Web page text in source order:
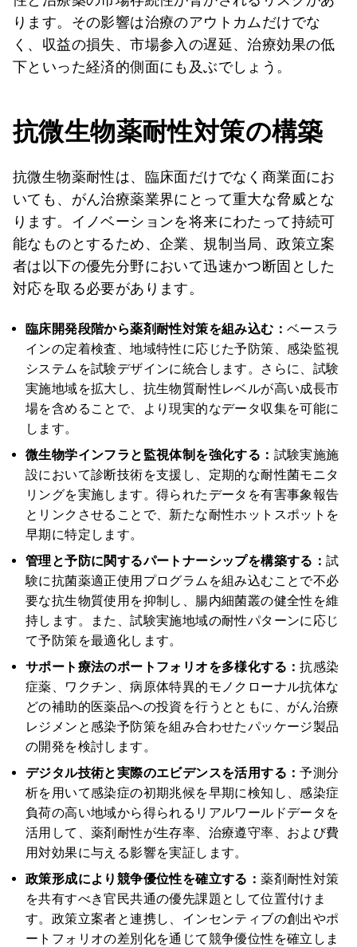
ります。その影響は治療のアウトカムだけでな
く、収益の損失、市場参入の遅延、治療効果の低
下といった経済的側面にも及ぶでしょう。
抗微生物薬耐性対策の構築
抗微生物薬耐性は、臨床面だけでなく商業面にお
いても、がん治療薬業界にとって重大な脅威とな
ります。イノベーションを将来にわたって持続可
能なものとするため、企業、規制当局、政策立案
者は以下の優先分野において迅速かつ断固とした
対応を取る必要があります。
臨床開発段階から薬剤耐性対策を組み込む： ベースラ
インの定着検査、地域特性に応じた予防策、感染監視
システムを試験デザインに統合します。さらに、試験
実施地域を拡大し、抗生物質耐性レベルが高い成長市
場を含めることで、より現実的なデータ収集を可能に
します。
微生物学インフラと監視体制を強化する： 試験実施施
設において診断技術を支援し、定期的な耐性菌モニタ
リングを実施します。得られたデータを有害事象報告
とリンクさせることで、新たな耐性ホットスポットを
早期に特定します。
管理と予防に関するパートナーシップを構築する：試
験に抗菌薬適正使用プログラムを組み込むことで不必
要な抗生物質使用を抑制し、腸内細菌叢の健全性を維
持します。また、試験実施地域の耐性パターンに応じ
て予防策を最適化します。
サポート療法のポートフォリオを多様化する：抗感染
症薬、ワクチン、病原体特異的モノクローナル抗体な
どの補助的医薬品への投資を行うとともに、がん治療
レジメンと感染予防策を組み合わせたパッケージ製品
の開発を検討します。
デジタル技術と実際のエビデンスを活用する：予測分
析を用いて感染症の初期兆候を早期に検知し、感染症
負荷の高い地域から得られるリアルワールドデータを
活用して、薬剤耐性が生存率、治療遵守率、および費
用対効果に与える影響を実証します。
政策形成により競争優位性を確立する：薬剤耐性対策
を共有すべき官民共通の優先課題として位置付けま
す。政策立案者と連携し、インセンティブの創出やポ
ートフォリオの差別化を通じて競争優位性を確立しま